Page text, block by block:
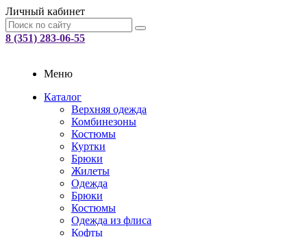
Личный кабинет
8 (351) 283-06-55
Меню
Каталог
Верхняя одежда
Комбинезоны
Костюмы
Куртки
Брюки
Жилеты
Одежда
Брюки
Костюмы
Одежда из флиса
Кофты